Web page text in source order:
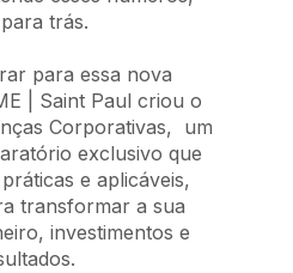
trás.
para essa nova
| Saint Paul criou o
Corporativas, um
exclusivo que
e aplicáveis,
transformar a sua
investimentos e